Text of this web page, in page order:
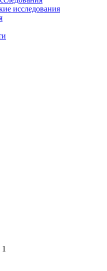
исследования